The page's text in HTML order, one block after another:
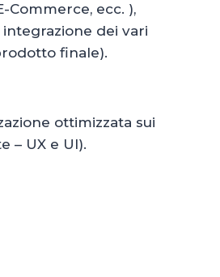
Commerce, ecc. ),
dei vari
finale).
ottimizzata sui
– UX e UI).